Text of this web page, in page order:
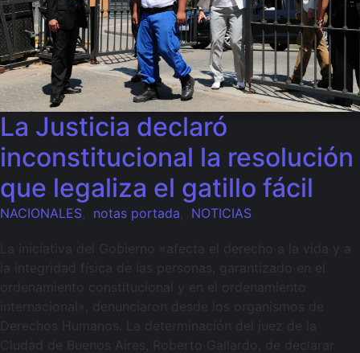
La Justicia declaró
inconstitucional la resolución
que legaliza el gatillo fácil
NACIONALES notas portada NOTICIAS
La iniciativa del Gobierno «afecta el derecho a la vida y a
la integridad física de las personas, garantizado en el
ordenamiento constitucional y en el ordenamiento
internacional», denunciaron desde los organismos de
Derechos Humanos. La determinación del juez de la
Ciudad de Buenos Aires, Roberto Gallardo, de declarar